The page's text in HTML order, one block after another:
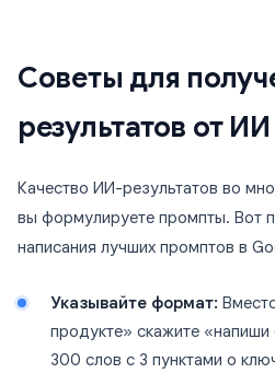
Советы для
результатов от
Качество ИИ-результатов во
вы формулируете промпты. Вот
написания лучших промптов в
Указывайте формат:
продукте» скажите «напиши
300 слов с 3 пунктами о